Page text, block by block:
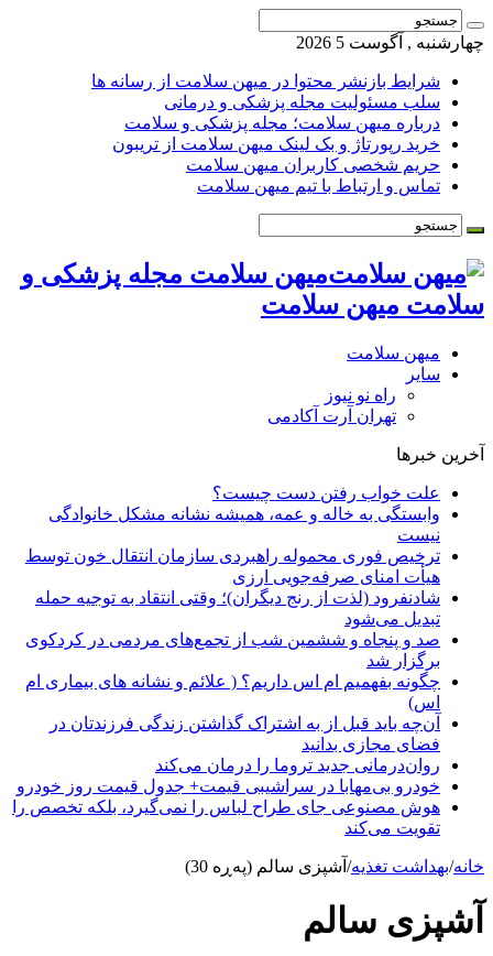
چهارشنبه , آگوست 5 2026
شرایط بازنشر محتوا در میهن سلامت از رسانه ها
سلب مسئولیت مجله پزشکی و درمانی
درباره میهن سلامت؛ مجله پزشکی و سلامت
خرید رپورتاژ و بک لینک میهن سلامت از تریبون
حریم شخصی کاربران میهن سلامت
تماس و ارتباط با تیم میهن سلامت
میهن سلامت مجله پزشکی و
سلامت میهن سلامت
میهن سلامت
سایر
راه نو نیوز
تهران آرت آکادمی
آخرین خبرها
علت خواب رفتن دست چیست؟
وابستگی به خاله و عمه، همیشه نشانه مشکل خانوادگی
نیست
ترخیص فوری محموله راهبردی سازمان انتقال خون توسط
هیأت امنای صرفه‌جویی ارزی
شادنفرود (لذت از رنج دیگران)؛ وقتی انتقاد به توجیه حمله
تبدیل می‌شود
صد و پنجاه‌ و ششمین شب از تجمع‌های مردمی در کردکوی
برگزار شد
چگونه بفهمیم ام اس داریم؟ ( علائم و نشانه های بیماری ام
اس)
آن‌چه باید قبل از به اشتراک گذاشتن زندگی فرزندتان در
فضای مجازی بدانید
روان‌درمانی جدید تروما را درمان می‌کند
خودرو بی‌مهابا در سراشیبی قیمت+ جدول قیمت روز خودرو
هوش مصنوعی جای طراح لباس را نمی‌گیرد، بلکه تخصص را
تقویت می‌کند
خانه/بهداشت تغذیه/ آشپزی سالم (پەڕە 30)
آشپزی سالم